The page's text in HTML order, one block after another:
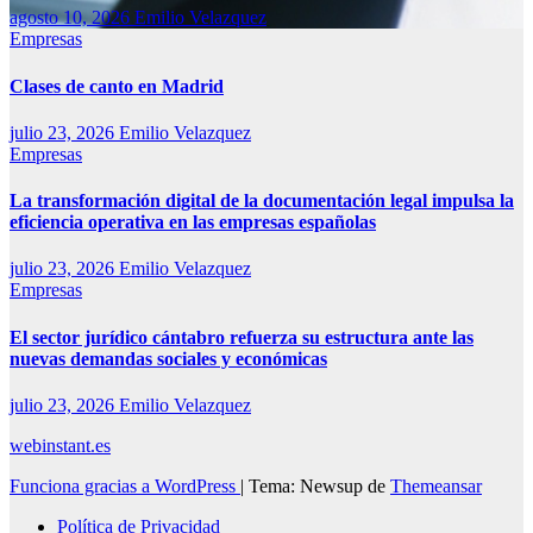
agosto 10, 2026 Emilio Velazquez
Empresas
Clases de canto en Madrid
julio 23, 2026 Emilio Velazquez
Empresas
La transformación digital de la documentación legal impulsa la
eficiencia operativa en las empresas españolas
julio 23, 2026 Emilio Velazquez
Empresas
El sector jurídico cántabro refuerza su estructura ante las
nuevas demandas sociales y económicas
julio 23, 2026 Emilio Velazquez
webinstant.es
Funciona gracias a WordPress | Tema: Newsup de Themeansar
Política de Privacidad